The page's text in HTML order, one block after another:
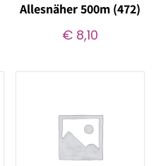
Allesnäher 500m (472)
€8,10